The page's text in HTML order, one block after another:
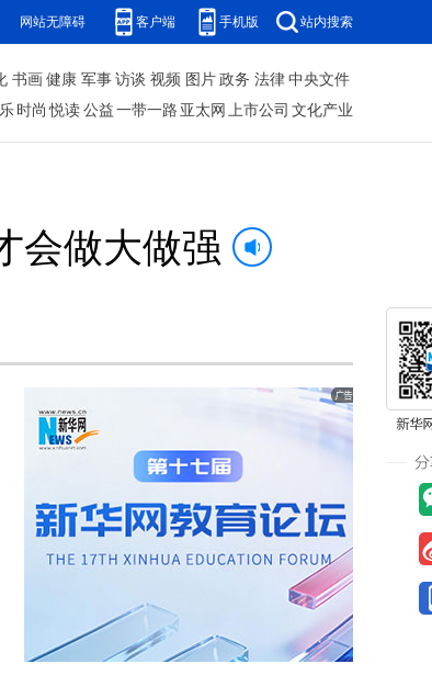
网站无障碍 客户端 手机版 站内搜索
书画 健康 军事 访谈 视频 图片 政务 法律 中央文件
时尚 悦读 公益 一带一路 亚太网 上市公司 文化产业
会做大做强